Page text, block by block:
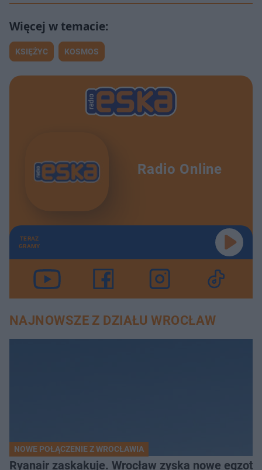
KSIĘŻYC KOSMOS
Radio Online
TERAZ
GRAMY
NAJNOWSZE Z DZIAŁU WROCŁAW
NOWE POŁĄCZENIE Z WROCŁAWIA
Ryanair zaskakuje. Wrocław zyska nowe